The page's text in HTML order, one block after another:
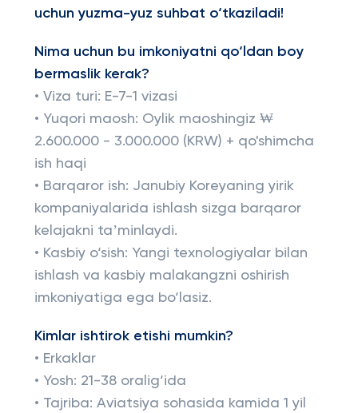
uchun yuzma-yuz suhbat o‘tkaziladi!
Nima uchun bu imkoniyatni qo‘ldan boy
bermaslik kerak?
• Viza turi: E-7-1 vizasi
• Yuqori maosh: Oylik maoshingiz ₩
2.600.000 - 3.000.000 (KRW) + qo'shimcha
ish haqi
• Barqaror ish: Janubiy Koreyaning yirik
kompaniyalarida ishlash sizga barqaror
kelajakni taʼminlaydi.
• Kasbiy o‘sish: Yangi texnologiyalar bilan
ishlash va kasbiy malakangzni oshirish
imkoniyatiga ega bo‘lasiz.
Kimlar ishtirok etishi mumkin?
• Erkaklar
• Yosh: 21-38 oralig‘ida
• Tajriba: Aviatsiya sohasida kamida 1 yil